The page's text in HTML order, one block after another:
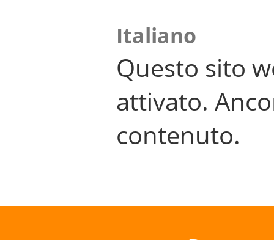
Italiano
Questo sito
attivato.
contenuto.